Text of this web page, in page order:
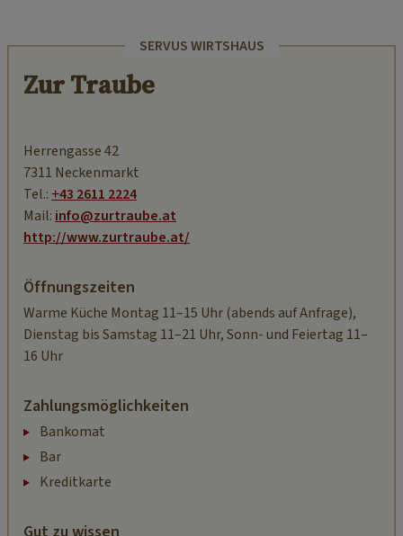
SERVUS WIRTSHAUS
Zur Traube
Herrengasse 42
7311 Neckenmarkt
Tel.:+43 2611 2224
Mail: info@zurtraube.at
http://www.zurtraube.at/
Öffnungszeiten
Warme Küche Montag 11–15 Uhr (abends auf Anfrage),
Dienstag bis Samstag 11–21 Uhr, Sonn- und Feiertag 11–
16 Uhr
Zahlungsmöglichkeiten
Bankomat
Bar
Kreditkarte